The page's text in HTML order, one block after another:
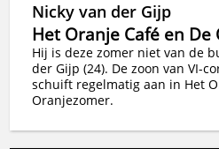
Nicky van der Gijp
Het Oranje Café en
Hij is deze zomer niet van de
der Gijp (24). De zoon van VI-
schuift regelmatig aan in Het
Oranjezomer.